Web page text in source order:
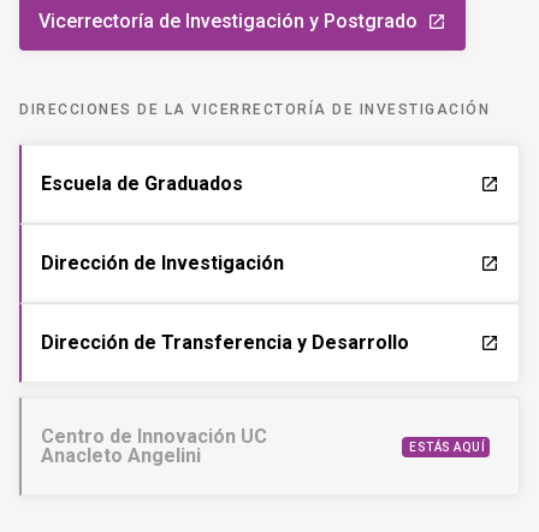
Vicerrectoría de Investigación y Postgrado launch
DIRECCIONES DE LA VICERRECTORÍA DE INVESTIGACIÓN
Escuela de Graduados launch
Dirección de Investigación launch
Dirección de Transferencia y Desarrollo launch
Centro de Innovación UC
Anacleto Angelini
ESTÁS AQUÍ